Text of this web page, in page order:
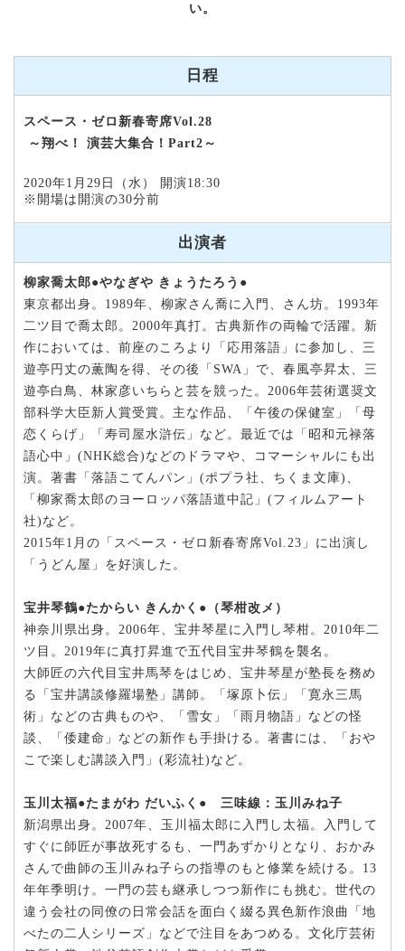
い。
日程
スペース・ゼロ新春寄席Vol.28
～翔べ！ 演芸大集合！Part2～
2020年1月29日（水） 開演18:30
※開場は開演の30分前
出演者
柳家喬太郎●やなぎや きょうたろう●
東京都出身。1989年、柳家さん喬に入門、さん坊。1993年
二ツ目で喬太郎。2000年真打。古典新作の両輪で活躍。新
作においては、前座のころより「応用落語」に参加し、三
遊亭円丈の薫陶を得、その後「SWA」で、春風亭昇太、三
遊亭白鳥、林家彦いちらと芸を競った。2006年芸術選奨文
部科学大臣新人賞受賞。主な作品、「午後の保健室」「母
恋くらげ」「寿司屋水滸伝」など。最近では「昭和元禄落
語心中」(NHK総合)などのドラマや、コマーシャルにも出
演。著書「落語こてんパン」(ポプラ社、ちくま文庫)、
「柳家喬太郎のヨーロッパ落語道中記」(フィルムアート
社)など。
2015年1月の「スペース・ゼロ新春寄席Vol.23」に出演し
「うどん屋」を好演した。
宝井琴鶴●たからい きんかく●（琴柑改メ）
神奈川県出身。2006年、宝井琴星に入門し琴柑。2010年二
ツ目。2019年に真打昇進で五代目宝井琴鶴を襲名。
大師匠の六代目宝井馬琴をはじめ、宝井琴星が塾長を務め
る「宝井講談修羅場塾」講師。「塚原卜伝」「寛永三馬
術」などの古典ものや、「雪女」「雨月物語」などの怪
談、「倭建命」などの新作も手掛ける。著書には、「おや
こで楽しむ講談入門」(彩流社)など。
玉川太福●たまがわ だいふく● 三味線：玉川みね子
新潟県出身。2007年、玉川福太郎に入門し太福。入門して
すぐに師匠が事故死するも、一門あずかりとなり、おかみ
さんで曲師の玉川みね子らの指導のもと修業を続ける。13
年年季明け。一門の芸も継承しつつ新作にも挑む。世代の
違う会社の同僚の日常会話を面白く綴る異色新作浪曲「地
べたの二人シリーズ」などで注目をあつめる。文化庁芸術